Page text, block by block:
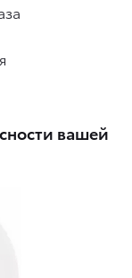
вашей